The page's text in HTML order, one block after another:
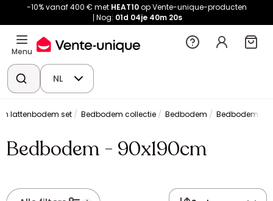
-10% vanaf 400 € met HEAT10op Vente-unique-producten
Nog: 01d 04je 40m 19s
Menu
NL
lattenbodem set Bedbodem collectie Bedbodem Bedbodem -
Bedbodem - 90x190cm